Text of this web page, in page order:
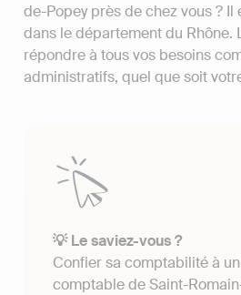
de-Popey près de chez vous ? Il
dans le département du Rhône.
répondre à tous vos besoins
administratifs, quel que soit
💡 Le saviez-vous ?
Confier sa comptabilité à
comptable de Saint-